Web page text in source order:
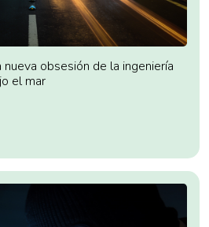
obsesión de la ingeniería
el mar